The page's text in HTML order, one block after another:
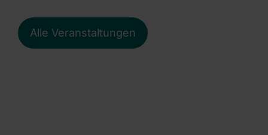
Alle Veranstaltungen